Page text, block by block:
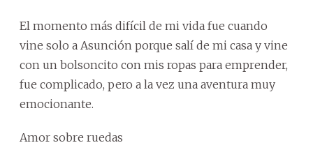
El momento más difícil de mi vida fue cuando
vine solo a Asunción porque salí de mi casa y vine
con un bolsoncito con mis ropas para emprender,
fue complicado, pero a la vez una aventura muy
emocionante.
Amor sobre ruedas